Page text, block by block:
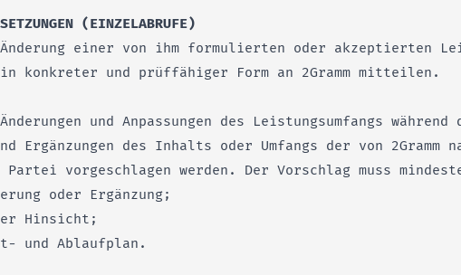
(EINZELABRUFE)
einer von ihm formulierten oder akzeptierten
konkreter und prüffähiger Form an 2Gramm mitteilen.
und Anpassungen des Leistungsumfangs
Ergänzungen des Inhalts oder Umfangs der von 2Gramm
vorgeschlagen werden. Der Vorschlag muss
oder Ergänzung;
Hinsicht;
und Ablaufplan.